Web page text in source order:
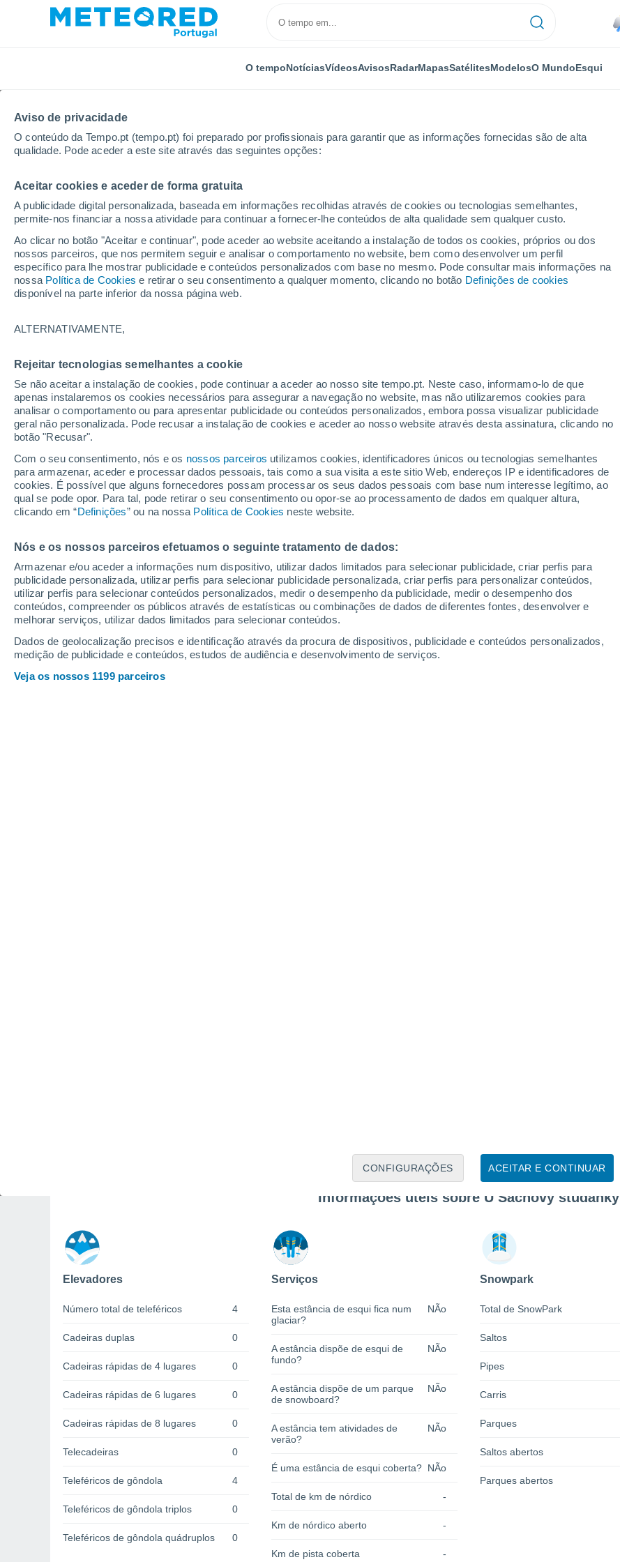
Aviso de privacidade
O conteúdo da Tempo.pt (tempo.pt) foi preparado por profissionais para garantir que as informações fornecidas são de alta
qualidade. Pode aceder a este site através das seguintes opções:
Aceitar cookies e aceder de forma gratuita
A publicidade digital personalizada, baseada em informações recolhidas através de cookies ou tecnologias semelhantes,
permite-nos financiar a nossa atividade para continuar a fornecer-lhe conteúdos de alta qualidade sem qualquer custo.
Ao clicar no botão "Aceitar e continuar", pode aceder ao website aceitando a instalação de todos os cookies, próprios ou dos
nossos parceiros, que nos permitem seguir e analisar o comportamento no website, bem como desenvolver um perfil
específico para lhe mostrar publicidade e conteúdos personalizados com base no mesmo. Pode consultar mais informações na
nossa Política de Cookies e retirar o seu consentimento a qualquer momento, clicando no botão Definições de cookies
disponível na parte inferior da nossa página web.
ALTERNATIVAMENTE,
Rejeitar tecnologias semelhantes a cookie
Se não aceitar a instalação de cookies, pode continuar a aceder ao nosso site tempo.pt. Neste caso, informamo-lo de que
apenas instalaremos os cookies necessários para assegurar a navegação no website, mas não utilizaremos cookies para
analisar o comportamento ou para apresentar publicidade ou conteúdos personalizados, embora possa visualizar publicidade
geral não personalizada. Pode recusar a instalação de cookies e aceder ao nosso website através desta assinatura, clicando no
botão "Recusar".
Com o seu consentimento, nós e os nossos parceiros utilizamos cookies, identificadores únicos ou tecnologias semelhantes
para armazenar, aceder e processar dados pessoais, tais como a sua visita a este sitio Web, endereços IP e identificadores de
cookies. É possível que alguns fornecedores possam processar os seus dados pessoais com base num interesse legítimo, ao
qual se pode opor. Para tal, pode retirar o seu consentimento ou opor-se ao processamento de dados em qualquer altura,
clicando em “Definições” ou na nossa Política de Cookies neste website.
Nós e os nossos parceiros efetuamos o seguinte tratamento de dados:
Armazenar e/ou aceder a informações num dispositivo, utilizar dados limitados para selecionar publicidade, criar perfis para
publicidade personalizada, utilizar perfis para selecionar publicidade personalizada, criar perfis para personalizar conteúdos,
utilizar perfis para selecionar conteúdos personalizados, medir o desempenho da publicidade, medir o desempenho dos
conteúdos, compreender os públicos através de estatísticas ou combinações de dados de diferentes fontes, desenvolver e
melhorar serviços, utilizar dados limitados para selecionar conteúdos.
Dados de geolocalização precisos e identificação através da procura de dispositivos, publicidade e conteúdos personalizados,
medição de publicidade e conteúdos, estudos de audiência e desenvolvimento de serviços.
Veja os nossos 1199 parceiros
ACEITAR E CONTINUAR
CONFIGURAÇÕES
O tempoNotíciasVídeosAvisosRadarMapasSatélitesModelosO MundoEsqui
Início República Checa Região de Zlín
U Sachovy studánky
26/12/2026
Hoje
7 Ago.
Amanhã
8 Ago.
Domingo
9 Ago.
Boletim de neve de hoje
Pistas por dificuldade 0 0 0 0
Quilómetros esquiáveis 0 / 0
Pistas abertas
Elevadores 0 / 4
Espessura da neve na base 0 cm
Espessura da neve na parte superior
Profundidade da neve
Informações úteis sobre U Sachovy studánky
Elevadores
Número total de teleféricos 4
Cadeiras duplas 0
Cadeiras rápidas de 4 lugares 0
Cadeiras rápidas de 6 lugares 0
Cadeiras rápidas de 8 lugares 0
Telecadeiras 0
Teleféricos de gôndola 4
Teleféricos de gôndola triplos 0
Teleféricos de gôndola quádruplos 0
Serviços
Esta estância de esqui fica num
glaciar?
NÃo
A estância dispõe de esqui de
fundo?
NÃo
A estância dispõe de um parque
de snowboard?
NÃo
A estância tem atividades de
verão?
NÃo
É uma estância de esqui coberta? NÃo
Total de km de nórdico -
Km de nórdico aberto -
Km de pista coberta -
Snowpark
Total de SnowPark
Saltos
Pipes
Carris
Parques
Saltos abertos
Parques abertos